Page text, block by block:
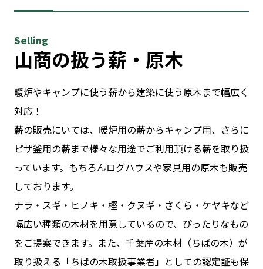
Selling
山商の扱う薪・原木
暖炉やキャンプに使う薪から建築に使う原木まで幅広く
対応！
薪の販売にいては、暖炉用の薪からキャンプ用、さらに
ピザ釜用の薪まで様々な用途でご利用頂ける薪を取り扱
っています。もちろんログハウスや家具用の原木も販売
しております。
ナラ・スギ・ヒノキ・樫・クヌギ・さくら・ケヤキなど
幅広い種類の木材を用意しているので、ぴったりなもの
をご提案できます。また、千葉産の木材（ちばの木）が
取り扱える「ちばの木取扱事業者」としての認定証も保